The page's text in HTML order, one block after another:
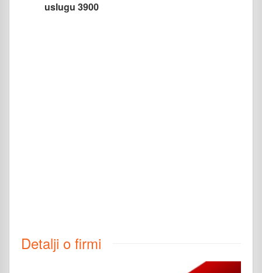
uslugu 3900
Detalji o firmi